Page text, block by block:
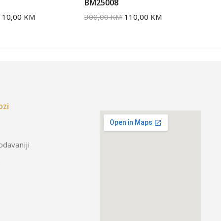
KM
BM25008
300,00KM 110,00 KM